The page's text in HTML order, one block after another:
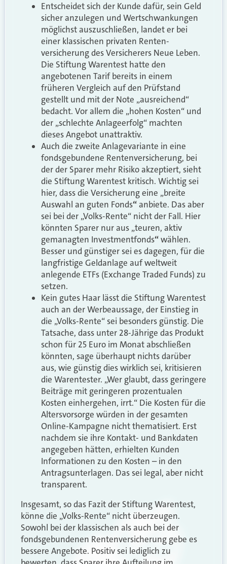
Entscheidet sich der Kunde dafür, sein Geld
sicher anzu­legen und Wert­schwankungen
möglichst auszuschließen, landet er bei
einer klassischen privaten Renten­
versicherung des Versicherers Neue Leben.
Die Stiftung Warentest hatte den
angebotenen Tarif bereits in einem
früheren Vergleich auf den Prüfstand
gestellt und mit der Note „ausreichend“
bedacht. Vor allem die „hohen Kosten“ und
der „schlechte Anlageerfolg“ machten
dieses Angebot unattraktiv.
Auch die zweite Anlagevariante in eine
fonds­gebundene Renten­versicherung, bei
der der Sparer mehr Risiko akzeptiert, sieht
die Stiftung Warentest kritisch. Wichtig sei
hier, dass die Versicherung eine „breite
Auswahl an guten Fonds“anbiete. Das aber
sei bei der „Volks-Rente“ nicht der Fall. Hier
könnten Sparer nur aus „teuren, aktiv
gemanagten Investmentfonds“wählen.
Besser und günstiger sei es dagegen, für die
lang­fristige Geld­anlage auf welt­weit
anlegende ETFs (Exchange Traded Funds) zu
setzen.
Kein gutes Haar lässt die Stiftung Warentest
auch an der Werbeaussage, der Einstieg in
die „Volks-Rente“ sei besonders günstig. Die
Tatsache, dass unter 28-Jährige das Produkt
schon für 25 Euro im Monat abschließen
könnten, sage überhaupt nichts darüber
aus, wie günstig dies wirklich sei, kritisieren
die Warentester. „Wer glaubt, dass geringere
Beiträge mit geringeren prozentualen
Kosten einhergehen, irrt.“ Die Kosten für die
Alters­vorsorge würden in der gesamten
Online-Kampagne nicht thematisiert. Erst
nachdem sie ihre Kontakt- und Bank­daten
angegeben hätten, erhielten Kunden
Informationen zu den Kosten – in den
Antrags­unterlagen. Das sei legal, aber nicht
trans­parent.
Insgesamt, so das Fazit der Stiftung Warentest,
könne die „Volks-Rente“ nicht überzeugen.
Sowohl bei der klassischen als auch bei der
fondsgebundenen Rentenversicherung gebe es
bessere Angebote. Positiv sei lediglich zu